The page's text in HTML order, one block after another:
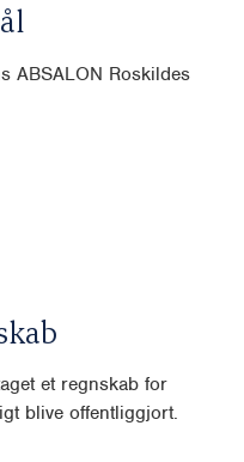
ABSALON Roskildes
et regnskab for
blive offentliggjort.